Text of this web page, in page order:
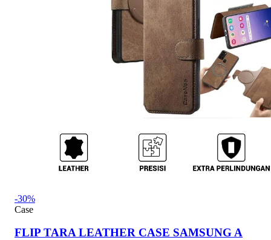
-30%
Case
FLIP TARA LEATHER CASE SAMSUNG A